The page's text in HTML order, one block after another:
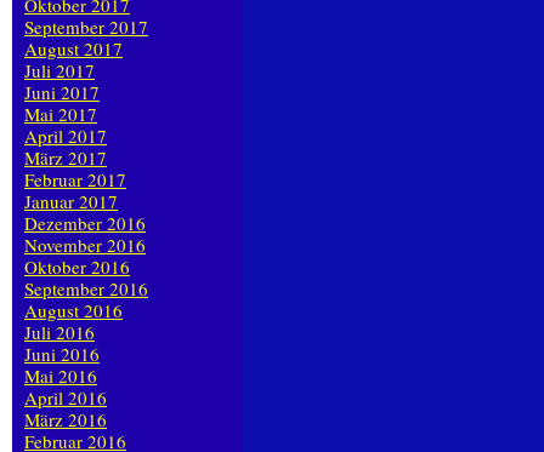
Oktober 2017
September 2017
August 2017
Juli 2017
Juni 2017
Mai 2017
April 2017
März 2017
Februar 2017
Januar 2017
Dezember 2016
November 2016
Oktober 2016
September 2016
August 2016
Juli 2016
Juni 2016
Mai 2016
April 2016
März 2016
Februar 2016